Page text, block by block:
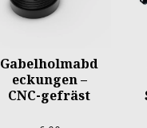
Gabelholmabd
eckungen –
CNC-gefräst